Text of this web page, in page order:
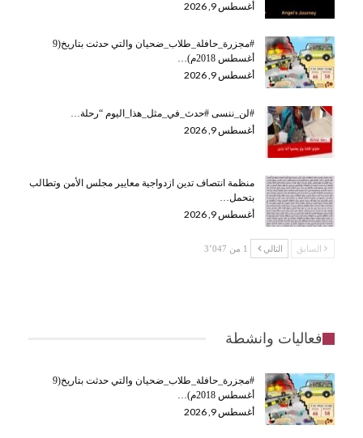
أغسطس 9, 2026
#مجزرة_حافلة_طلاب_ضحيان والتي حدثت بتاريخ(9
أغسطس 2018م)…
أغسطس 9, 2026
#لن_ننسى #حدث_في_مثل_هذا_اليوم “رحلة…
أغسطس 9, 2026
منظمة انتصاف تدين ازدواجية معايير مجلس الأمن وتطالب
بتحمل…
أغسطس 9, 2026
السابق التالي 1 من 3٬047
فعاليات وانشطة
#مجزرة_حافلة_طلاب_ضحيان والتي حدثت بتاريخ(9
أغسطس 2018م)…
أغسطس 9, 2026